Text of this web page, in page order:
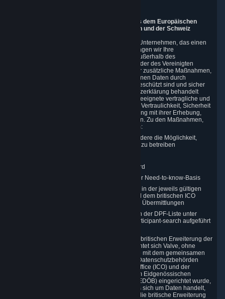
9. Zusätzliche Informationen für Benutzer aus dem Europäischen
Wirtschaftsraum, dem Vereinigten Königreich und der Schweiz
Als ein in den Vereinigten Staaten ansässiges Unternehmen, das einen
weltweiten Online-Spieledienst betreibt, übertragen wir Ihre
personenbezogenen Daten ggf. in Regionen außerhalb des
Europäischen Wirtschaftsraums, der Schweiz oder des Vereinigten
Königreichs. In einem solchen Fall ergreifen wir zusätzliche Maßnahmen,
um sicherzustellen, dass Ihre Personenbezogenen Daten durch
angemessene rechtliche Schutzmaßnahmen geschützt sind und sicher
und in Übereinstimmung mit dieser Datenschutzerklärung behandelt
werden. In diesem Zusammenhang hat Valve geeignete vertragliche und
organisatorische Maßnahmen ergriffen, um die Vertraulichkeit, Sicherheit
und Integrität der Nutzerdaten im Zusammenhang mit ihrer Erhebung,
Verarbeitung und Übertragung zu gewährleisten. Zu den Maßnahmen,
die wir ergriffen haben, gehören unter anderem:
Minimierung der Datenerfassung; insbesondere die Möglichkeit,
anonyme Benutzerkonten einzurichten und zu betreiben
Verschlüsselung nach dem Industriestandard
Gewährung des Zugangs zu Daten auf einer Need-to-know-Basis
Verwendung von Standardvertragsklauseln in der jeweils gültigen
und von der Europäischen Kommission und dem britischen ICO
genehmigten Fassung zur Absicherung von Übermittlungen
Zertifizierung und Teilnahme am DPF, wie in der DPF-Liste unter
https://www.dataprivacyframework.gov/s/participant-search aufgeführt
In Übereinstimmung mit dem EU-U.S. DPF, der britischen Erweiterung der
EU-U.S. DPF und dem Swiss-U.S. DPF verpflichtet sich Valve, ohne
Kosten für die betroffenen Datenschutzsubjekte mit dem gemeinsamen
Panel zusammenzuarbeiten, das von den EU-Datenschutzbehörden
(DPAs), dem UK Information Commissioner’s Office (ICO) und der
Gibraltar Regulatory Authority (GRA) sowie dem Eidgenössischen
Datenschutz- und Öffentlichkeitsbeauftragten (EDÖB) eingerichtet wurde,
und dessen Empfehlungen zu folgen, soweit es sich um Daten handelt,
die Valve unter Berufung auf die EU-U.S. DPF die britische Erweiterung